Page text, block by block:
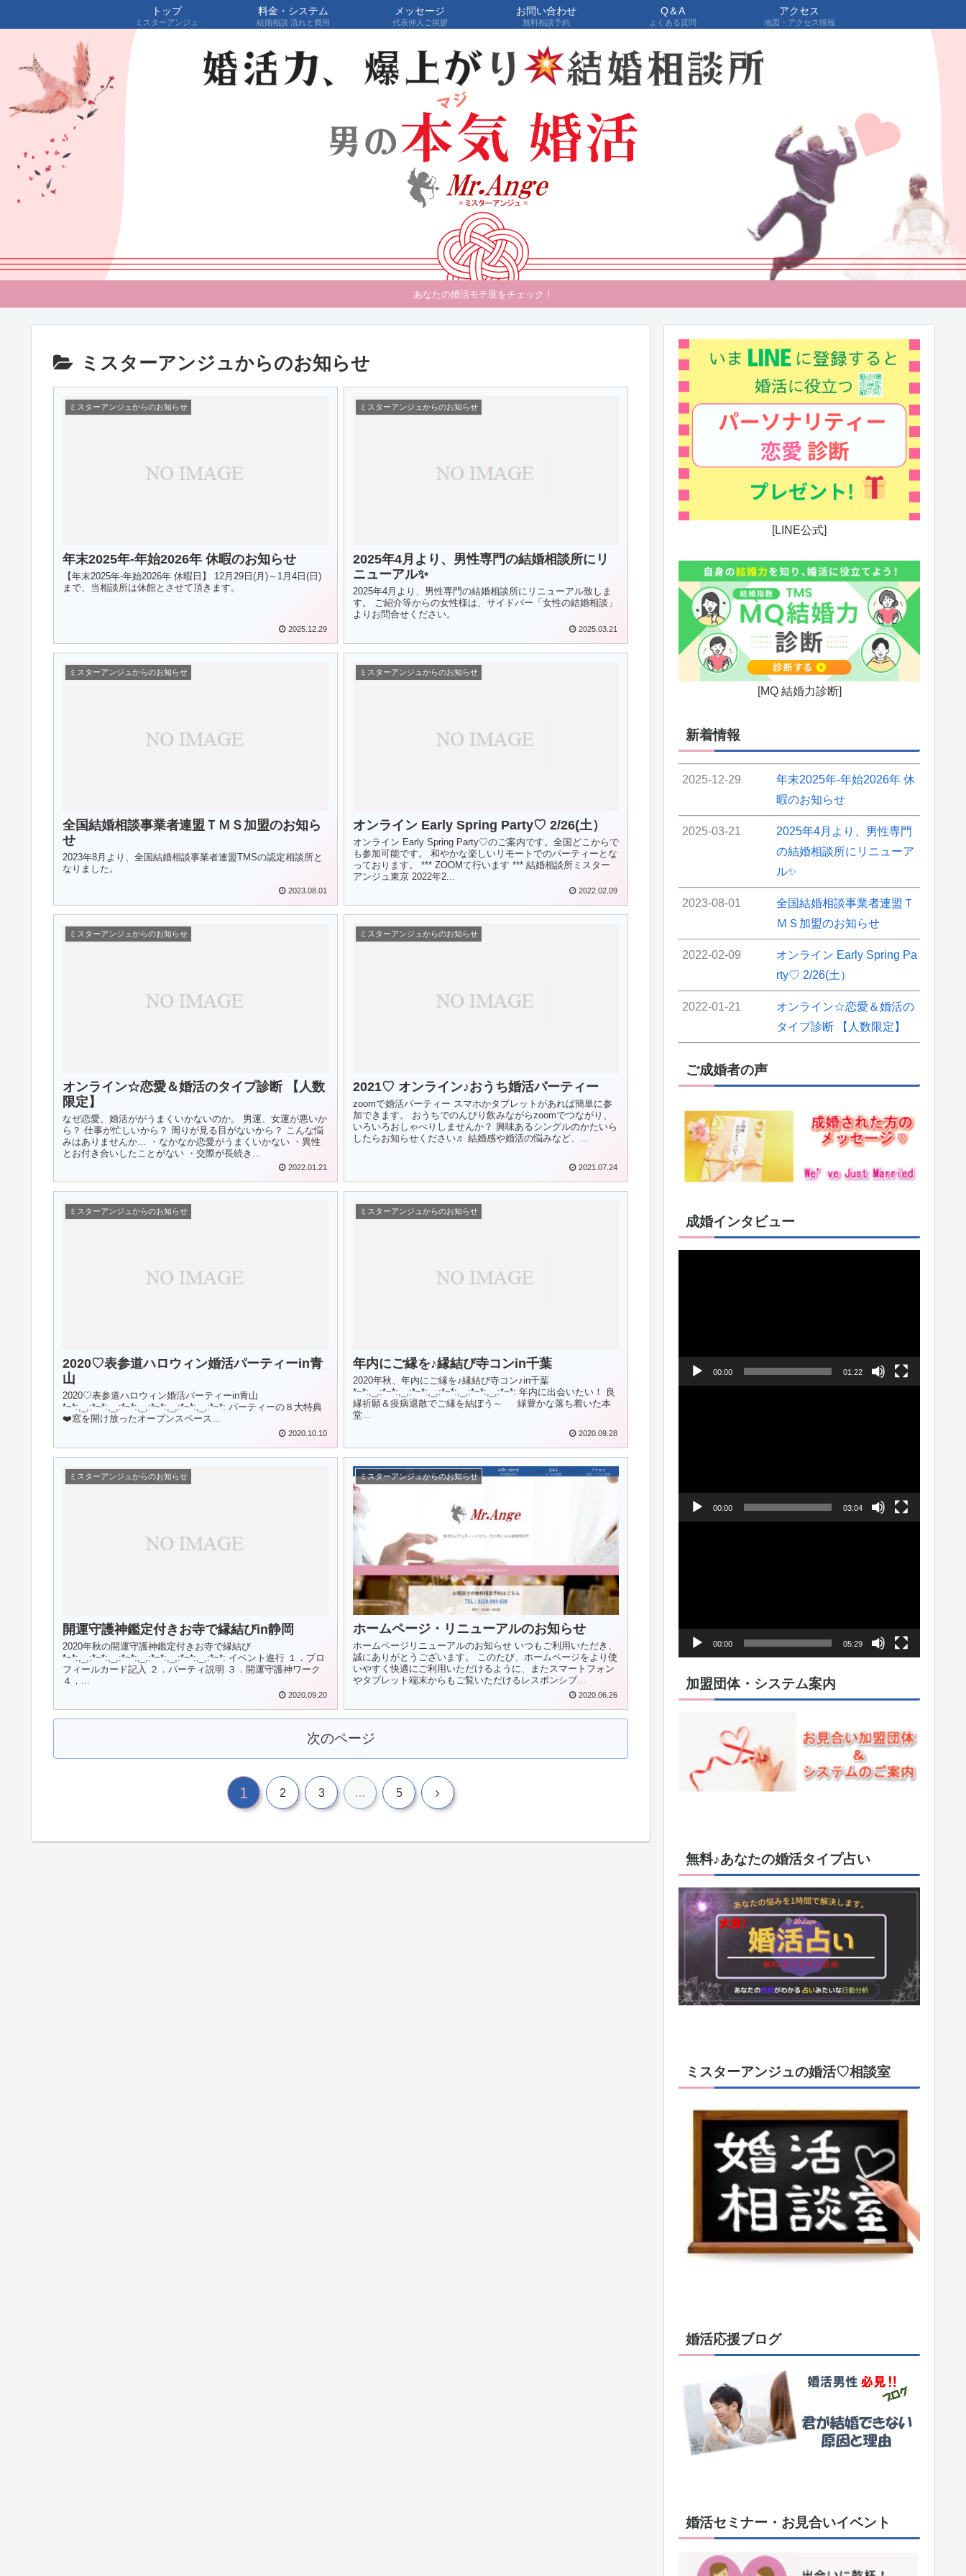
トップ
ミスターアンジュ
料金・システム
結婚相談 流れと費用
メッセージ
代表仲人ご挨拶
お問い合わせ
無料相談予約
Q＆A
よくある質問
アクセス
地図・アクセス情報
あなたの婚活モテ度をチェック！
ミスターアンジュからのお知らせ
ミスターアンジュからのお知らせ
年末2025年-年始2026年 休暇のお知らせ
【年末2025年-年始2026年 休暇日】 12月29日(月)～1月4日(日)
まで、当相談所は休館とさせて頂きます。
2025.12.29
ミスターアンジュからのお知らせ
2025年4月より、男性専門の結婚相談所にリ
ニューアル✨
2025年4月より、男性専門の結婚相談所にリニューアル致しま
す。 ご紹介等からの女性様は、サイドバー「女性の結婚相談」
よりお問合せください。
2025.03.21
ミスターアンジュからのお知らせ
全国結婚相談事業者連盟ＴＭＳ加盟のお知ら
せ
2023年8月より、全国結婚相談事業者連盟TMSの認定相談所と
なりました。
2023.08.01
ミスターアンジュからのお知らせ
オンライン Early Spring Party♡ 2/26(土）
オンライン Early Spring Party♡のご案内です。全国どこからで
も参加可能です。 和やかな楽しいリモートでのパーティーとな
っております。 *** ZOOMて行います *** 結婚相談所ミスター
アンジュ東京 2022年2...
2022.02.09
ミスターアンジュからのお知らせ
オンライン☆恋愛＆婚活のタイプ診断 【人数
限定】
なぜ恋愛、婚活ががうまくいかないのか。 男運、女運が悪いか
ら？ 仕事が忙しいから？ 周りが見る目がないから？ こんな悩
みはありませんか… ・なかなか恋愛がうまくいかない ・異性
とお付き合いしたことがない ・交際が長続き...
2022.01.21
ミスターアンジュからのお知らせ
2021♡ オンライン♪おうち婚活パーティー
zoomで婚活パーティー スマホかタブレットがあれば簡単に参
加できます。 おうちでのんびり飲みながらzoomでつながり、
いろいろおしゃべりしませんか？ 興味あるシングルのかたいら
したらお知らせください♬ 結婚感や婚活の悩みなど、...
2021.07.24
ミスターアンジュからのお知らせ
2020♡表参道ハロウィン婚活パーティーin青
山
2020♡表参道ハロウィン婚活パーティーin青山
*~*:,_,:*~*:,_,:*~*:,_,:*~*:,_,:*~*:,_,:*~*: パーティーの８大特典
❤️窓を開け放ったオープンスペース...
2020.10.10
ミスターアンジュからのお知らせ
年内にご縁を♪縁結び寺コンin千葉
2020年秋、年内にご縁を♪縁結び寺コン♪in千葉
*~*:,_,:*~*:,_,:*~*:,_,:*~*:,_,:*~*:,_,:*~*: 年内に出会いたい！ 良
縁祈願＆疫病退散でご縁を結ぼう～ 緑豊かな落ち着いた本
堂...
2020.09.28
ミスターアンジュからのお知らせ
開運守護神鑑定付きお寺で縁結びin静岡
2020年秋の開運守護神鑑定付きお寺で縁結び
*~*:,_,:*~*:,_,:*~*:,_,:*~*:,_,:*~*:,_,:*~*: イベント進行 １．プロ
フィールカード記入 ２．パーティ説明 ３．開運守護神ワーク
４．...
2020.09.20
ミスターアンジュからのお知らせ
ホームページ・リニューアルのお知らせ
ホームページリニューアルのお知らせ いつもご利用いただき、
誠にありがとうございます。 このたび、ホームページをより使
いやすく快適にご利用いただけるように、またスマートフォン
やタブレット端末からもご覧いただけるレスポンシブ...
2020.06.26
次のページ
1 2 3 … 5
[LINE公式]
[MQ 結婚力診断]
新着情報
2025-12-29
年末2025年-年始2026年 休
暇のお知らせ
2025-03-21
2025年4月より、男性専門
の結婚相談所にリニューア
ル✨
2023-08-01
全国結婚相談事業者連盟Ｔ
ＭＳ加盟のお知らせ
2022-02-09
オンライン Early Spring Pa
rty♡ 2/26(土）
2022-01-21
オンライン☆恋愛＆婚活の
タイプ診断 【人数限定】
ご成婚者の声
成婚インタビュー
ヤ
00:00 01:22
ヤ
00:00 03:04
ヤ
00:00 05:29
加盟団体・システム案内
無料♪あなたの婚活タイプ占い
ミスターアンジュの婚活♡相談室
婚活応援ブログ
婚活セミナー・お見合いイベント